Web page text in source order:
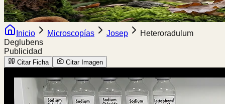
Inicio Microscopías Josep
Heteroradulum
Deglubens
Publicidad
Citar Ficha Citar Imagen